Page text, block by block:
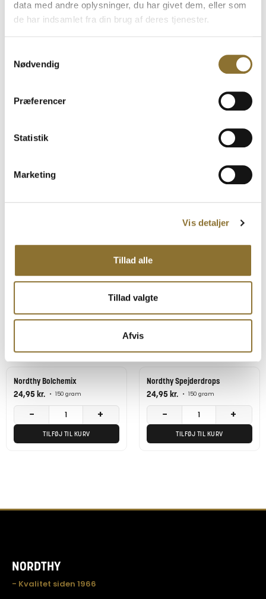
data med andre oplysninger, du har givet dem, eller som
de har indsamlet fra din brug af deres tjenester.
Nødvendig
Præferencer
Statistik
Marketing
Vis detaljer
Tillad alle
Tillad valgte
Afvis
EAN
Kategori
Fastelavn
Lagerstatus
14,95kr. 34,95kr.
Nordthy Bolchemix
24,95 kr. • 150 gram
− +
TILFØJ TIL KURV
Nordthy Spejderdrops
24,95 kr. • 150 gram
− +
TILFØJ TIL KURV
NORDTHY
- Kvalitet siden 1966